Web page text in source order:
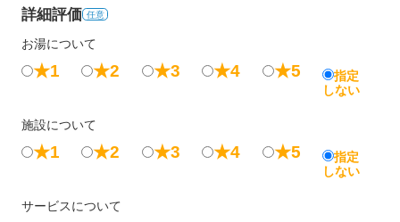
詳細評価 任意
お湯について
★1 ★2 ★3 ★4 ★5
指定
しない
施設について
★1 ★2 ★3 ★4 ★5
指定
しない
サービスについて